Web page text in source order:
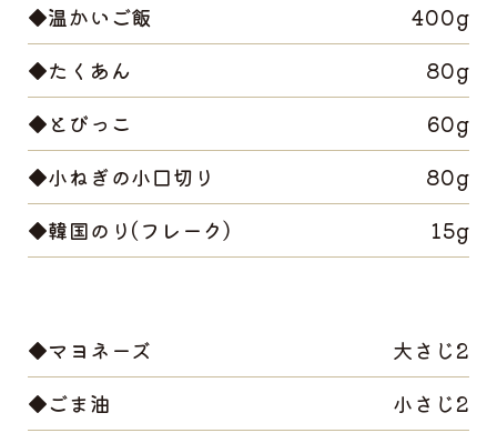
◆温かいご飯
400g
◆たくあん
80g
◆とびっこ
60g
◆小ねぎの小口切り
80g
◆韓国のり(フレーク)
15g
◆マヨネーズ
大さじ2
◆ごま油
小さじ2